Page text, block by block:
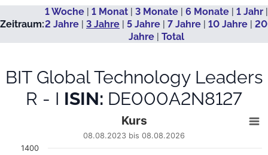
Zeitraum:
1 Woche| 1 Monat| 3 Monate| 6 Monate| 1 Jahr|
2 Jahre | 3 Jahre | 5 Jahre | 7 Jahre | 10 Jahre | 20
Jahre| Total
BIT Global Technology Leaders
R - I ISIN: DE000A2N8127
Line chart with 743 data points.
08.08.2023 bis 08.08.2026
Kurs
08.08.2023 bis 08.08.2026
1400